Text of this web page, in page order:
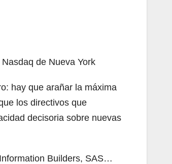
de Nueva York
hay que arañar la máxima
los directivos que
decisoria sobre nuevas
Builders, SAS…